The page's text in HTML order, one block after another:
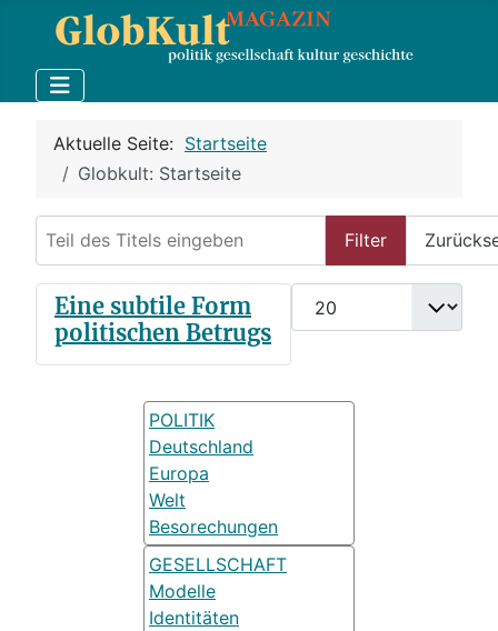
Aktuelle Seite: Startseite
Globkult: Startseite
Filter
Anzeige #
Eine subtile Form
politischen Betrugs
POLITIK
Deutschland
Europa
Welt
Besorechungen
GESELLSCHAFT
Modelle
Identitäten